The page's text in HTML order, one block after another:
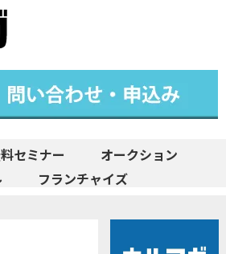
セミナー
オークション
フランチャイズ